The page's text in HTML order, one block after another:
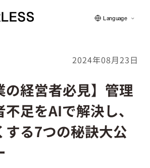
ついて
組み
ジネス
Language
2024年08月23日
の経営者必見】管理
足をAIで解決し、
する7つの秘訣大公